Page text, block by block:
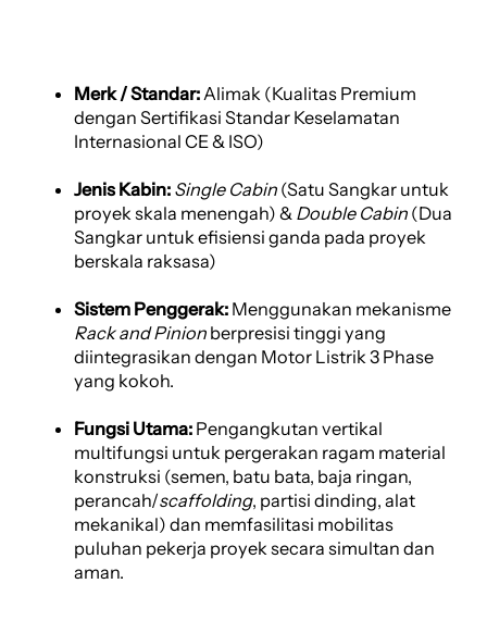
Merk / Standar:Alimak (Kualitas Premium
dengan Sertifikasi Standar Keselamatan
Internasional CE & ISO)
Jenis Kabin: Single Cabin (Satu Sangkar untuk
proyek skala menengah) & Double Cabin (Dua
Sangkar untuk efisiensi ganda pada proyek
berskala raksasa)
Sistem Penggerak: Menggunakan mekanisme
Rack and Pinion berpresisi tinggi yang
diintegrasikan dengan Motor Listrik 3 Phase
yang kokoh.
Fungsi Utama: Pengangkutan vertikal
multifungsi untuk pergerakan ragam material
konstruksi (semen, batu bata, baja ringan,
perancah/scaffolding, partisi dinding, alat
mekanikal) dan memfasilitasi mobilitas
puluhan pekerja proyek secara simultan dan
aman.